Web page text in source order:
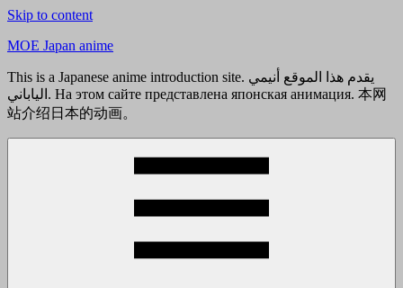
Skip to content
MOE Japan anime
This is a Japanese anime introduction site. يقدم هذا الموقع أنيمي
الياباني. На этом сайте представлена японская анимация. 本网
站介绍日本的动画。